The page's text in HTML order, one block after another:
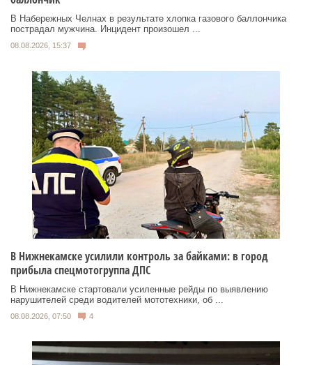
В Набережных Челнах в результате хлопка газового баллончика
пострадал мужчина. Инцидент произошел ...
08.08.2026, 15:37
В Нижнекамске усилили контроль за байками: в город
прибыла спецмотогруппа ДПС
В Нижнекамске стартовали усиленные рейды по выявлению
нарушителей среди водителей мототехники, об ...
08.08.2026, 07:50 4